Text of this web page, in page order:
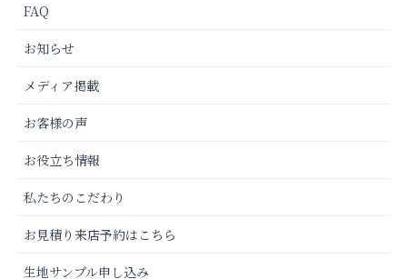
FAQ
お知らせ
メディア掲載
お客様の声
お役立ち情報
私たちのこだわり
お見積り来店予約はこちら
生地サンプル申し込み